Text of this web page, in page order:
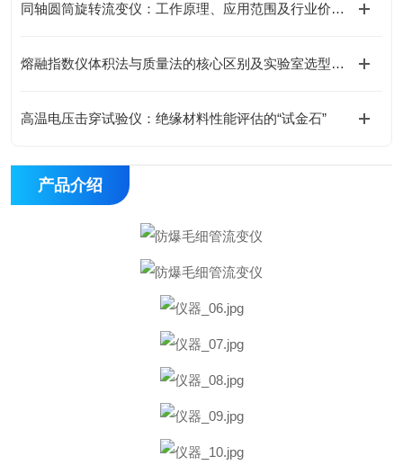
同轴圆筒旋转流变仪：工作原理、应用范围及行业价值解析
熔融指数仪体积法与质量法的核心区别及实验室选型指南
高温电压击穿试验仪：绝缘材料性能评估的“试金石”
产品介绍